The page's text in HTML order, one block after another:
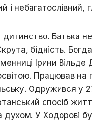
і
Батька не
бідність.
Ірини
Працював на
Одружився у
спосіб
духом. У Ходорові